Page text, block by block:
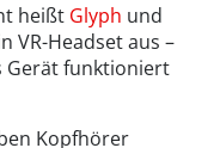
heißt Glyph und
VR-Headset aus –
Gerät funktioniert
Kopfhörer